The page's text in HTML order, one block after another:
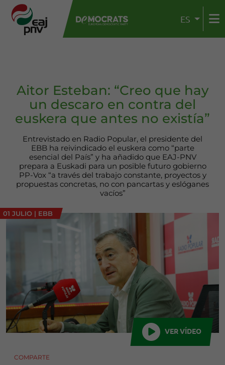
ES
Aitor Esteban: “Creo que hay
un descaro en contra del
euskera que antes no existía”
Entrevistado en Radio Popular, el presidente del
EBB ha reivindicado el euskera como “parte
esencial del País” y ha añadido que EAJ-PNV
prepara a Euskadi para un posible futuro gobierno
PP-Vox “a través del trabajo constante, proyectos y
propuestas concretas, no con pancartas y eslóganes
vacíos”
01 JULIO | EBB
VER VÍDEO
COMPARTE